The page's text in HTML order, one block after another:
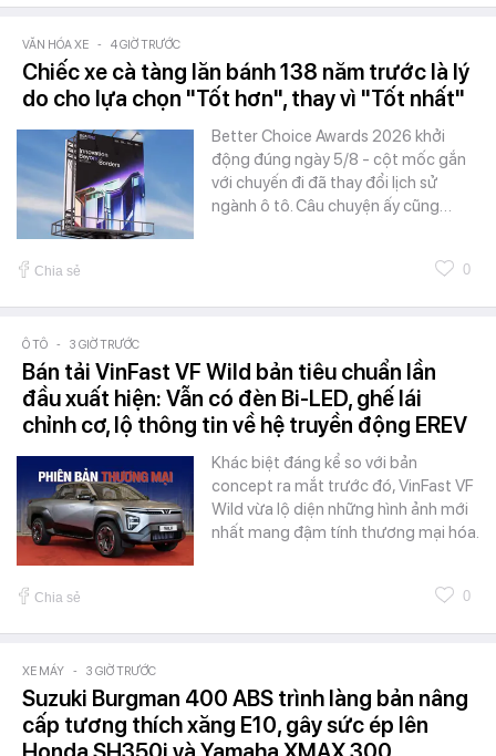
VĂN HÓA XE - 4 GIỜ TRƯỚC
Chiếc xe cà tàng lăn bánh 138 năm trước là lý
do cho lựa chọn "Tốt hơn", thay vì "Tốt nhất"
Better Choice Awards 2026 khởi
động đúng ngày 5/8 - cột mốc gắn
với chuyến đi đã thay đổi lịch sử
ngành ô tô. Câu chuyện ấy cũng…
Chia sẻ 0
Ô TÔ - 3 GIỜ TRƯỚC
Bán tải VinFast VF Wild bản tiêu chuẩn lần
đầu xuất hiện: Vẫn có đèn Bi-LED, ghế lái
chỉnh cơ, lộ thông tin về hệ truyền động EREV
Khác biệt đáng kể so với bản
concept ra mắt trước đó, VinFast VF
Wild vừa lộ diện những hình ảnh mới
nhất mang đậm tính thương mại hóa.
Chia sẻ 0
XE MÁY - 3 GIỜ TRƯỚC
Suzuki Burgman 400 ABS trình làng bản nâng
cấp tương thích xăng E10, gây sức ép lên